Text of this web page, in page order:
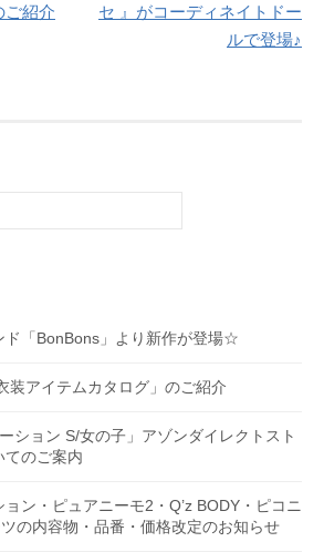
ご紹介
セ 』がコーディネイトドー
ルで登場♪
ド「BonBons」より新作が登場☆
装アイテムカタログ」のご紹介
ション S/女の子」アゾンダイレクトスト
てのご案内
ン・ピュアニーモ2・Q’z BODY・ピコニ
の内容物・品番・価格改定のお知らせ